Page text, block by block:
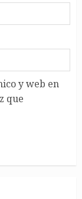
y web en
que